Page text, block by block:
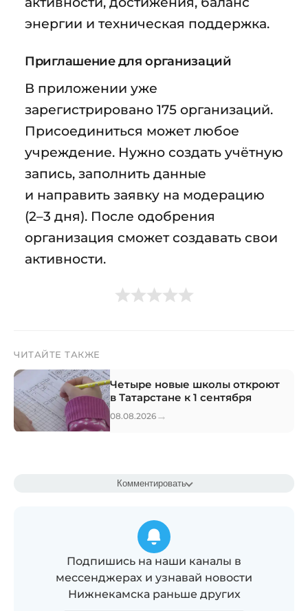
энергии и техническая поддержка.
Приглашение для организаций
В приложении уже
зарегистрировано 175 организаций.
Присоединиться может любое
учреждение. Нужно создать учётную
запись, заполнить данные
и направить заявку на модерацию
(2–3 дня). После одобрения
организация сможет создавать свои
активности.
ЧИТАЙТЕ ТАКЖЕ
Четыре новые школы откроют
в Татарстане к 1 сентября
08.08.2026 →
Комментировать
Подпишись на наши каналы в
мессенджерах и узнавай новости
Нижнекамска раньше других